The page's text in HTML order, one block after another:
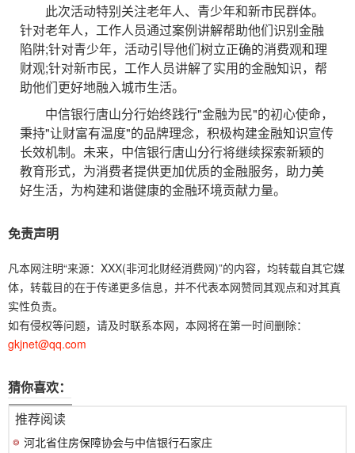
此次活动特别关注老年人、青少年和新市民群体。
针对老年人，工作人员通过案例讲解帮助他们识别金融
陷阱;针对青少年，活动引导他们树立正确的消费观和理
财观;针对新市民，工作人员讲解了实用的金融知识，帮
助他们更好地融入城市生活。
中信银行唐山分行始终践行"金融为民"的初心使命，
秉持"让财富有温度"的品牌理念，积极构建金融知识宣传
长效机制。未来，中信银行唐山分行将继续探索新颖的
教育形式，为消费者提供更加优质的金融服务，助力美
好生活，为构建和谐健康的金融环境贡献力量。
免责声明
凡本网注明“来源：XXX(非河北财经消费网)”的内容，均转载自其它媒
体，转载目的在于传递更多信息，并不代表本网赞同其观点和对其真
实性负责。
如有侵权等问题，请及时联系本网，本网将在第一时间删除：
gkjnet@qq.com
猜你喜欢：
推荐阅读
河北省住房保障协会与中信银行石家庄